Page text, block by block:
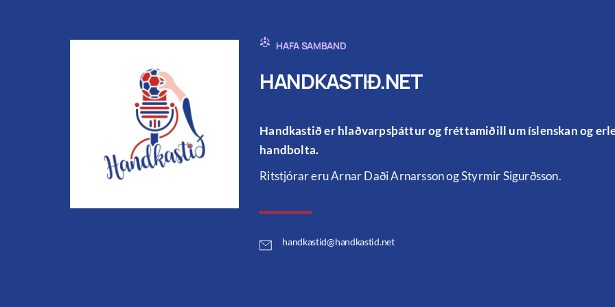
HAFA SAMBAND
HANDKASTIÐ.NET
Handkastið er hlaðvarpsþáttur og fréttamiðill um íslenskan og
handbolta.
Ritstjórar eru Arnar Daði Arnarsson og Styrmir Sigurðsson.
handkastid@handkastid.net